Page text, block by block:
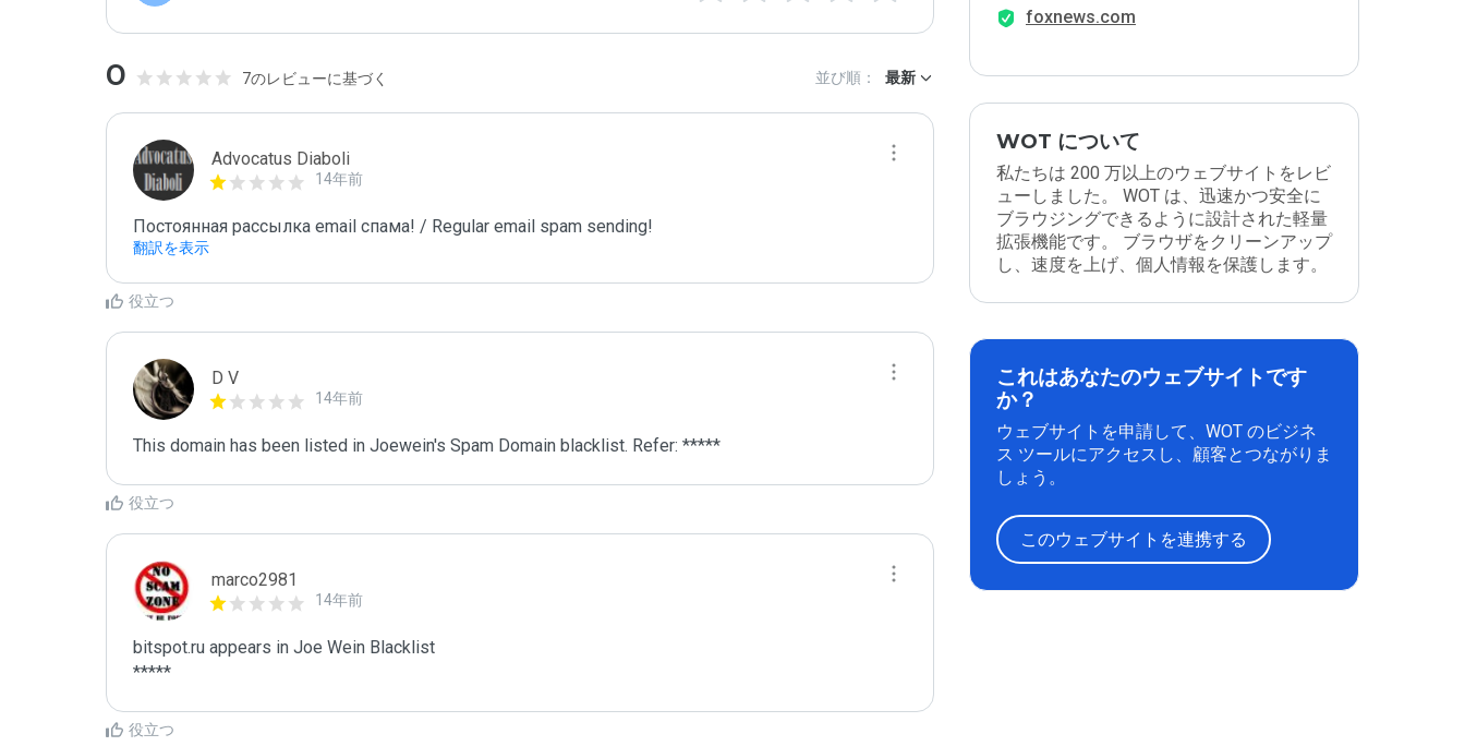
0 7のレビューに基づく 並び順： 最新
Advocatus Diaboli
14年前
Постоянная рассылка email спама! / Regular email spam sending!
翻訳を表示
役立つ
D V
14年前
This domain has been listed in Joewein's Spam Domain blacklist. Refer: *****
役立つ
marco2981
14年前
bitspot.ru appears in Joe Wein Blacklist
*****
役立つ
foxnews.com
WOT について
私たちは 200 万以上のウェブサイトをレビ
ューしました。 WOT は、迅速かつ安全に
ブラウジングできるように設計された軽量
拡張機能です。 ブラウザをクリーンアップ
し、速度を上げ、個人情報を保護します。
これはあなたのウェブサイトです
か？
ウェブサイトを申請して、WOT のビジネ
ス ツールにアクセスし、顧客とつながりま
しょう。
このウェブサイトを連携する